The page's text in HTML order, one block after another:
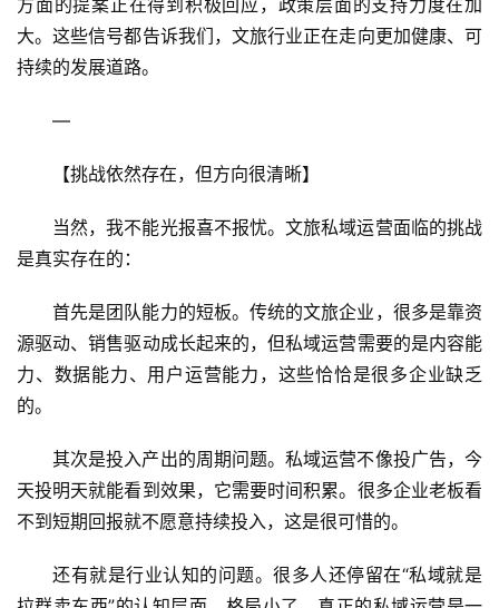
方面的提案正在得到积极回应，政策层面的支持力度在加
大。这些信号都告诉我们，文旅行业正在走向更加健康、可
持续的发展道路。
—
【挑战依然存在，但方向很清晰】
当然，我不能光报喜不报忧。文旅私域运营面临的挑战
是真实存在的：
首先是团队能力的短板。传统的文旅企业，很多是靠资
源驱动、销售驱动成长起来的，但私域运营需要的是内容能
力、数据能力、用户运营能力，这些恰恰是很多企业缺乏
的。
其次是投入产出的周期问题。私域运营不像投广告，今
天投明天就能看到效果，它需要时间积累。很多企业老板看
不到短期回报就不愿意持续投入，这是很可惜的。
还有就是行业认知的问题。很多人还停留在“私域就是